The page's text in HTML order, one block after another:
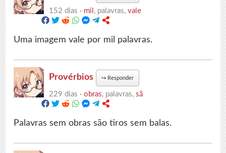
152 dias · mil , palavras,vale
Uma imagem vale por mil palavras.
Provérbios ↪ Responder
229 dias ·obras, palavras,sã
Palavras sem obras são tiros sem balas.